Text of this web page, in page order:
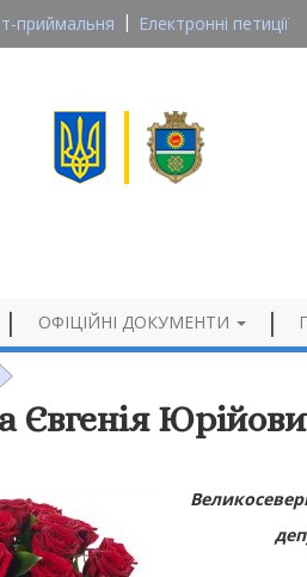
приймальня
Електронні петиції
ОФІЦІЙНІ ДОКУМЕНТИ
Євгенія